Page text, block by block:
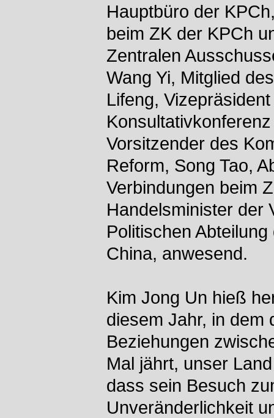
Hauptbüro der
beim ZK der KPCh
Zentralen
Wang Yi, Mitglied
Lifeng,
Vorsitzender des
Reform, Song Tao,
Verbindungen beim
Handelsminister der
Politischen
China, anwesend.
Kim Jong Un hieß
diesem Jahr, in dem
Beziehungen
Mal jährt, unser
dass sein Besuch
Unveränderlichkeit